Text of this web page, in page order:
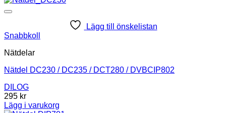
Lägg till önskelistan
Snabbkoll
Nätdelar
Nätdel DC230 / DC235 / DCT280 / DVBCIP802
DILOG
295 kr
Lägg i varukorg